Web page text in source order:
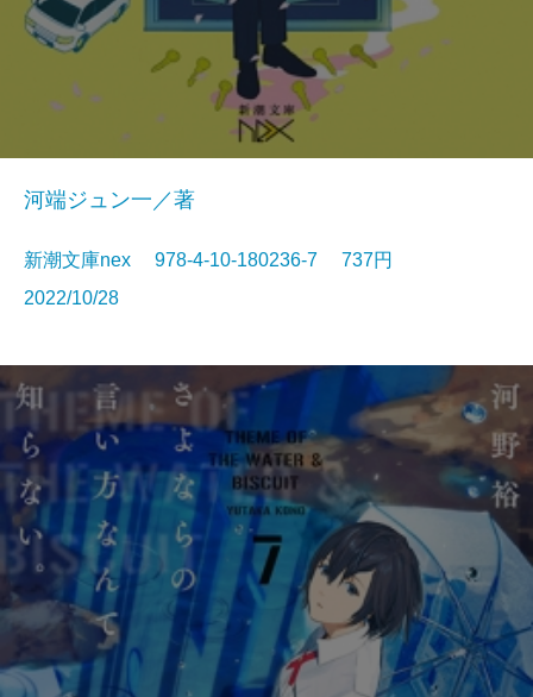
河端ジュン一／著
新潮文庫nex 978-4-10-180236-7 737円
2022/10/28